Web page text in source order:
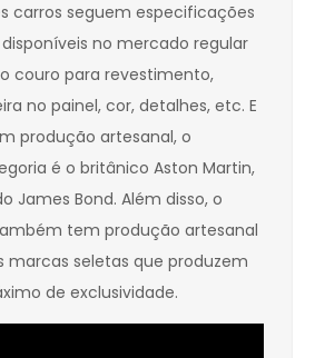
carros seguem especificações
no mercado regular
couro para revestimento,
no painel, cor, detalhes, etc. E
produção artesanal, o
é o britânico Aston Martin,
James Bond. Além disso, o
tem produção artesanal
marcas seletas que produzem
de exclusividade.